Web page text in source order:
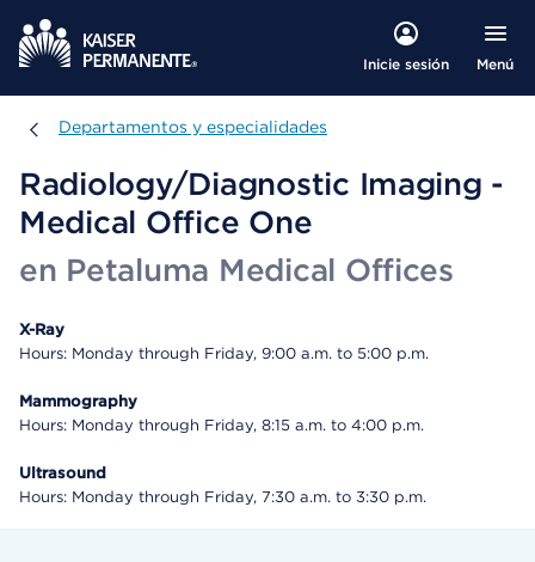
Inicie sesión Menú
Departamentos y especialidades
Departamentos y especialidades
Radiology/Diagnostic Imaging -
Medical Office One
en Petaluma Medical Offices
X-Ray
Hours: Monday through Friday, 9:00 a.m. to 5:00 p.m.
Mammography
Hours: Monday through Friday, 8:15 a.m. to 4:00 p.m.
Ultrasound
Hours: Monday through Friday, 7:30 a.m. to 3:30 p.m.